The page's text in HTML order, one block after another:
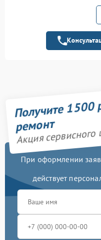
Замена экрана
Обновление ПО
Чистка контактов
Ремонт сабвуфера
Замена кабеля
Получите 1500
ремонт
Акция сервисного
При оформлении
действует